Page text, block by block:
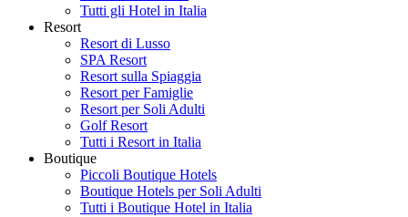
Tutti gli Hotel in Italia
Resort
Resort di Lusso
SPA Resort
Resort sulla Spiaggia
Resort per Famiglie
Resort per Soli Adulti
Golf Resort
Tutti i Resort in Italia
Boutique
Piccoli Boutique Hotels
Boutique Hotels per Soli Adulti
Tutti i Boutique Hotel in Italia